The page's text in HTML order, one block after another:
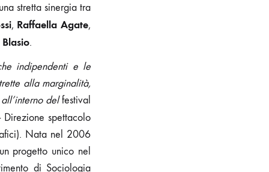
stretta sinergia tra
, Raffaella Agate,
.
indipendenti e le
alla marginalità,
delfestival
spettacolo
Nata nel 2006
progetto unico nel
di Sociologia